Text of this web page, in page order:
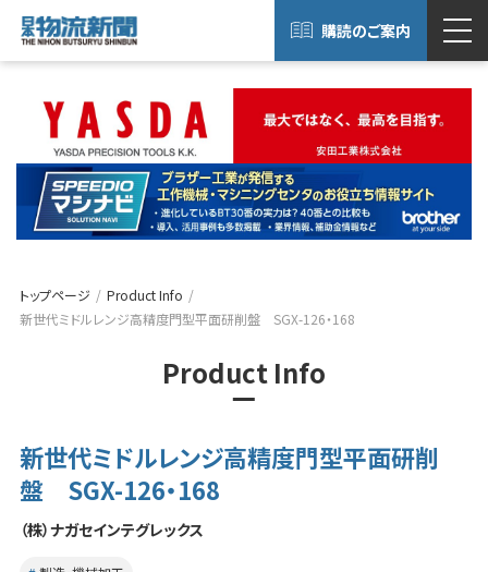
購読のご案内
トップページ
Product Info
新世代ミドルレンジ高精度門型平面研削盤 SGX-126・168
Product Info
新世代ミドルレンジ高精度門型平面研削
盤 SGX-126・168
（株）ナガセインテグレックス